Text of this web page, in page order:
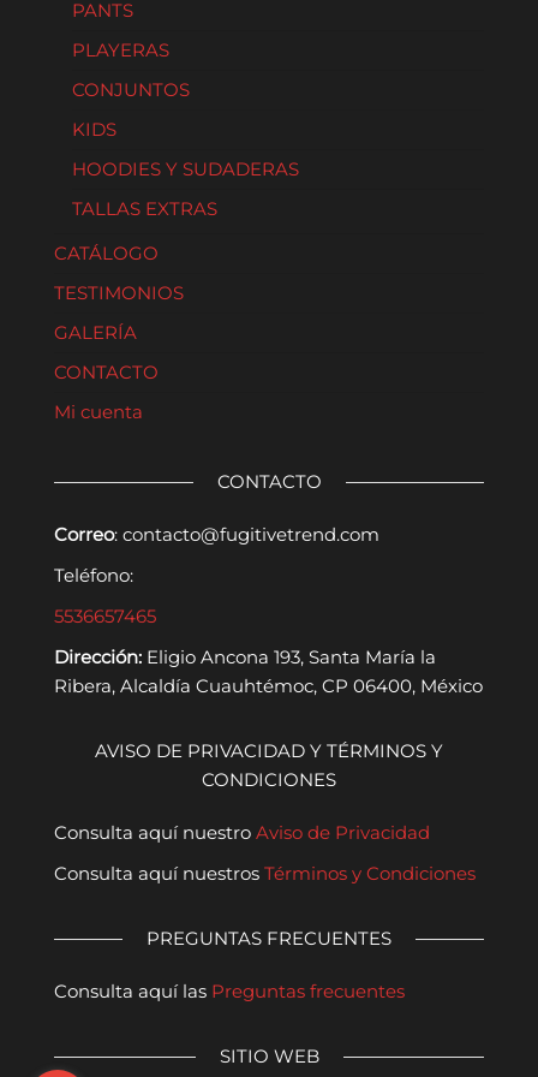
PANTS
PLAYERAS
CONJUNTOS
KIDS
HOODIES Y SUDADERAS
TALLAS EXTRAS
CATÁLOGO
TESTIMONIOS
GALERÍA
CONTACTO
Mi cuenta
CONTACTO
Correo: contacto@fugitivetrend.com
Teléfono:
5536657465
Dirección: Eligio Ancona 193, Santa María la
Ribera, Alcaldía Cuauhtémoc, CP 06400, México
AVISO DE PRIVACIDAD Y TÉRMINOS Y
CONDICIONES
Consulta aquí nuestro Aviso de Privacidad
Consulta aquí nuestros Términos y Condiciones
PREGUNTAS FRECUENTES
Consulta aquí las Preguntas frecuentes
SITIO WEB